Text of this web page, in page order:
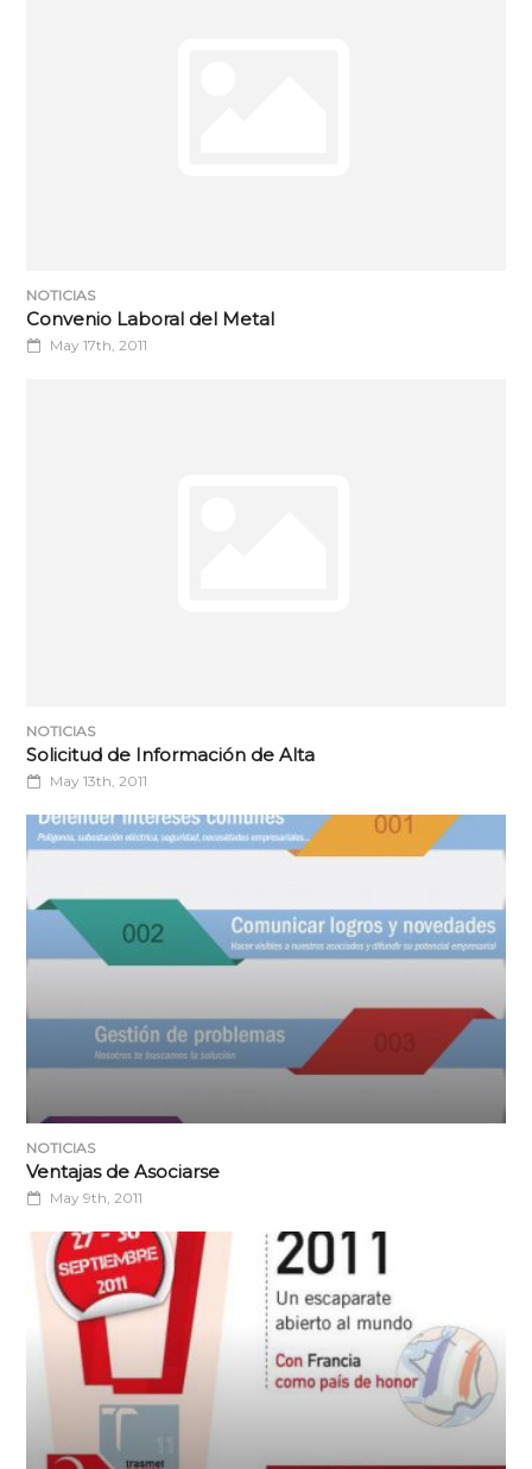
NOTICIAS
Convenio Laboral del Metal
May 17th, 2011
NOTICIAS
Solicitud de Información de Alta
May 13th, 2011
NOTICIAS
Ventajas de Asociarse
May 9th, 2011